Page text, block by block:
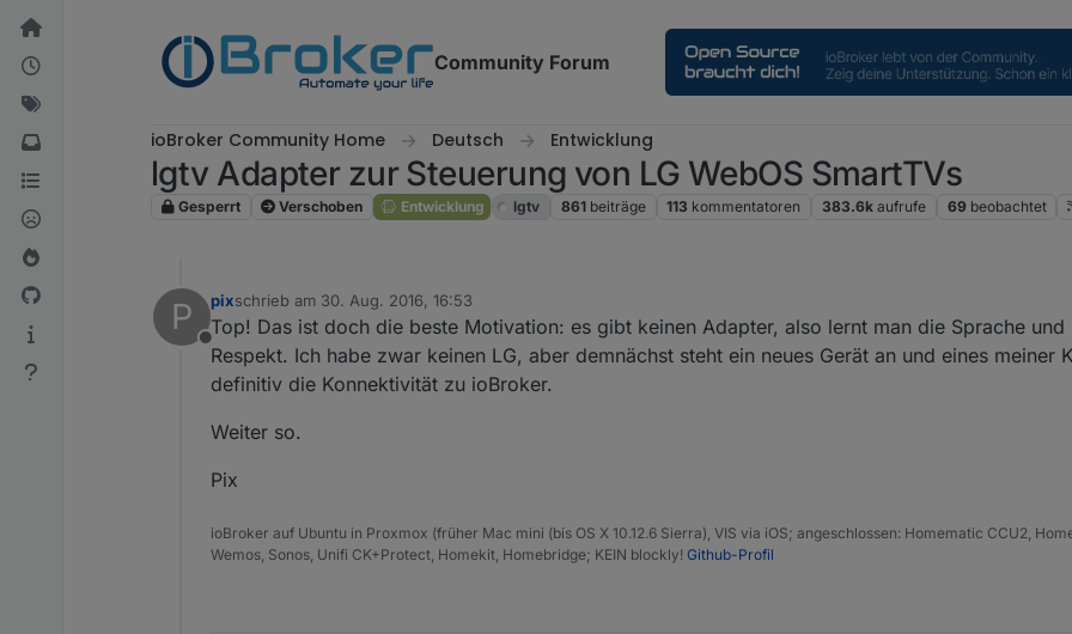
Weiter zum Inhalt
Community Forum
ioBroker Community Home Deutsch Entwicklung
lgtv Adapter zur Steuerung von LG WebOS SmartTVs
Gesperrt Verschoben Entwicklung lgtv 861 beiträge 113 kommentatoren 383.6k aufrufe 69 beobachtet
P
Offline
pixschrieb am 30. Aug. 2016, 16:53
zuletzt editiert von
Top! Das ist doch die beste Motivation: es gibt keinen Adapter, also lernt man die Sprache und
Respekt. Ich habe zwar keinen LG, aber demnächst steht ein neues Gerät an und eines meiner
definitiv die Konnektivität zu ioBroker.
Weiter so.
Pix
ioBroker auf Ubuntu in Proxmox (früher Mac mini (bis OS X 10.12.6 Sierra), VIS via iOS; angeschlossen: Homematic CCU2,
Wemos, Sonos, Unifi CK+Protect, Homekit, Homebridge; KEIN blockly! Github-Profil